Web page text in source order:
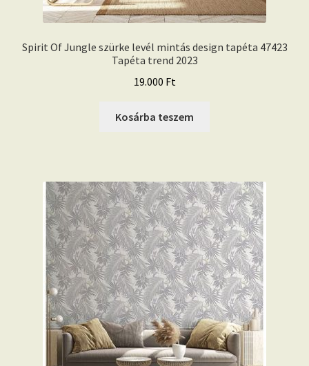
Spirit Of Jungle szürke levél mintás design tapéta 47423
Tapéta trend 2023
19.000 Ft
Kosárba teszem